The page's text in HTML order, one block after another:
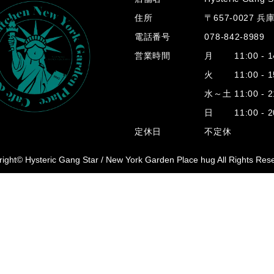
住所
〒657-0027 兵
電話番号
078-842-8989
営業時間
月 11:00 -
火 11:00 -
水～土 11:00 -
日 11:00 -
定休日
不定休
Hysteric Gang Star / New York Garden Place hug All Rights